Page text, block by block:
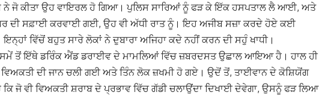
ਜੋ ਕੀਤਾ ਉਹ ਵਾਇਰਲ ਹੋ ਗਿਆ। ਪੁਲਿਸ ਸਾਰਿਆਂ ਨੂੰ ਫੜ ਕੇ ਇੱਕ ਹਸਪਤਾਲ ਲੈ ਆਈ, ਅਤੇ
ਦੀ ਸਫ਼ਾਈ ਕਰਵਾਈ ਗਈ, ਉਹ ਵੀ ਅੱਧੀ ਰਾਤ ਨੂੰ। ਇਹ ਅਜੀਬ ਸਜ਼ਾ ਕਰਦੇ ਹੋਏ ਕਈ
ਵਿੱਚੋਂ ਬਹੁਤ ਸਾਰੇ ਲੋਕਾਂ ਨੇ ਦੁਬਾਰਾ ਅਜਿਹਾ ਕਦੇ ਨਹੀਂ ਕਰਨ ਦੀ ਸਹੁੰ ਖਾਧੀ।
ਤੋਂ ਇੱਥੇ ਡਰਿੰਕ ਐਂਡ ਡਰਾਈਵ ਦੇ ਮਾਮਲਿਆਂ ਵਿੱਚ ਜ਼ਬਰਦਸਤ ਉਛਾਲ ਆਇਆ ਹੈ। ਹਾਲ ਹੀ
ਦੀ ਜਾਨ ਚਲੀ ਗਈ ਅਤੇ ਤਿੰਨ ਲੋਕ ਜ਼ਖਮੀ ਹੋ ਗਏ। ਉਦੋਂ ਤੋਂ, ਤਾਈਵਾਨ ਦੇ ਕੋਸ਼ਿਯੋਂਗ
ਜੋ ਵੀ ਵਿਅਕਤੀ ਸ਼ਰਾਬ ਦੇ ਪ੍ਰਭਾਵ ਵਿੱਚ ਗੱਡੀ ਚਲਾਉਂਦਾ ਦਿਖਾਈ ਦੇਵੇਗਾ, ਉਸਨੂੰ ਫੜ ਲਿਆ